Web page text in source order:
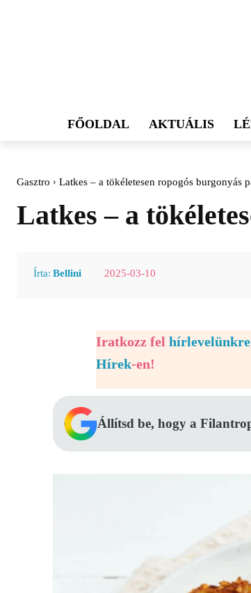
FŐOLDAL AKTUÁLIS
Gasztro Latkes – a tökéletesen ropogós burgonyás
Latkes – a
Írta: Bellini 2025-03-10
Iratkozz fel hírlevelünkre
Hírek-en!
Állítsd be, hogy a